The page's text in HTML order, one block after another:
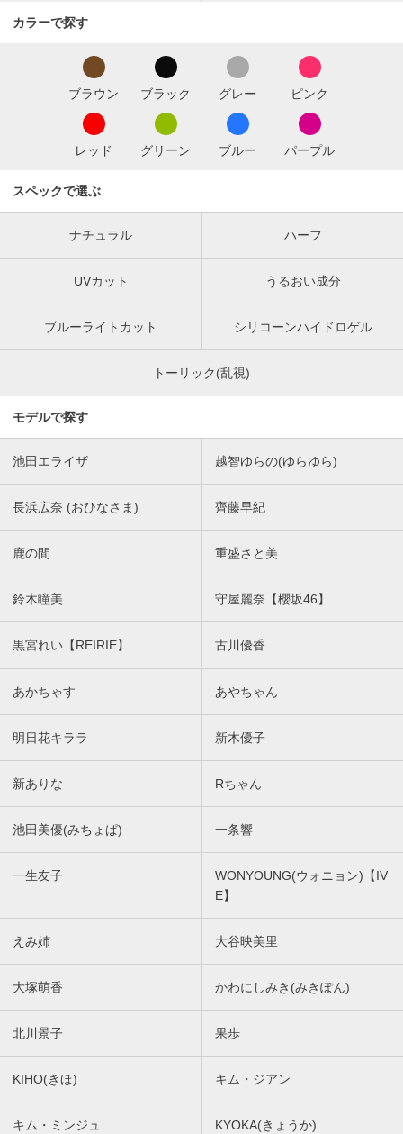
カラーで探す
ブラウン ブラック グレー ピンク
レッド グリーン ブルー パープル
スペックで選ぶ
ナチュラル ハーフ
UVカット うるおい成分
ブルーライトカット シリコーンハイドロゲル
トーリック(乱視)
モデルで探す
池田エライザ 越智ゆらの(ゆらゆら)
長浜広奈 (おひなさま) 齊藤早紀
鹿の間 重盛さと美
鈴木瞳美 守屋麗奈【櫻坂46】
黒宮れい【REIRIE】 古川優香
あかちゃす あやちゃん
明日花キララ 新木優子
新ありな Rちゃん
池田美優(みちょぱ) 一条響
一生友子
WONYOUNG(ウォニョン)【IV
E】
えみ姉 大谷映美里
大塚萌香 かわにしみき(みきぽん)
北川景子 果歩
KIHO(きほ) キム・ジアン
キム・ミンジュ KYOKA(きょうか)